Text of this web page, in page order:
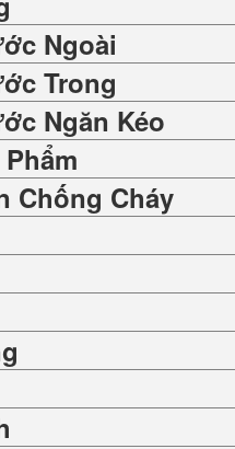
Ngoài
Trong
Ngăn Kéo
Chống Cháy